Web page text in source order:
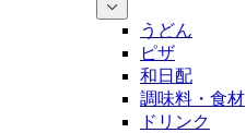
うどん
ピザ
和日配
調味料・食材
ドリンク